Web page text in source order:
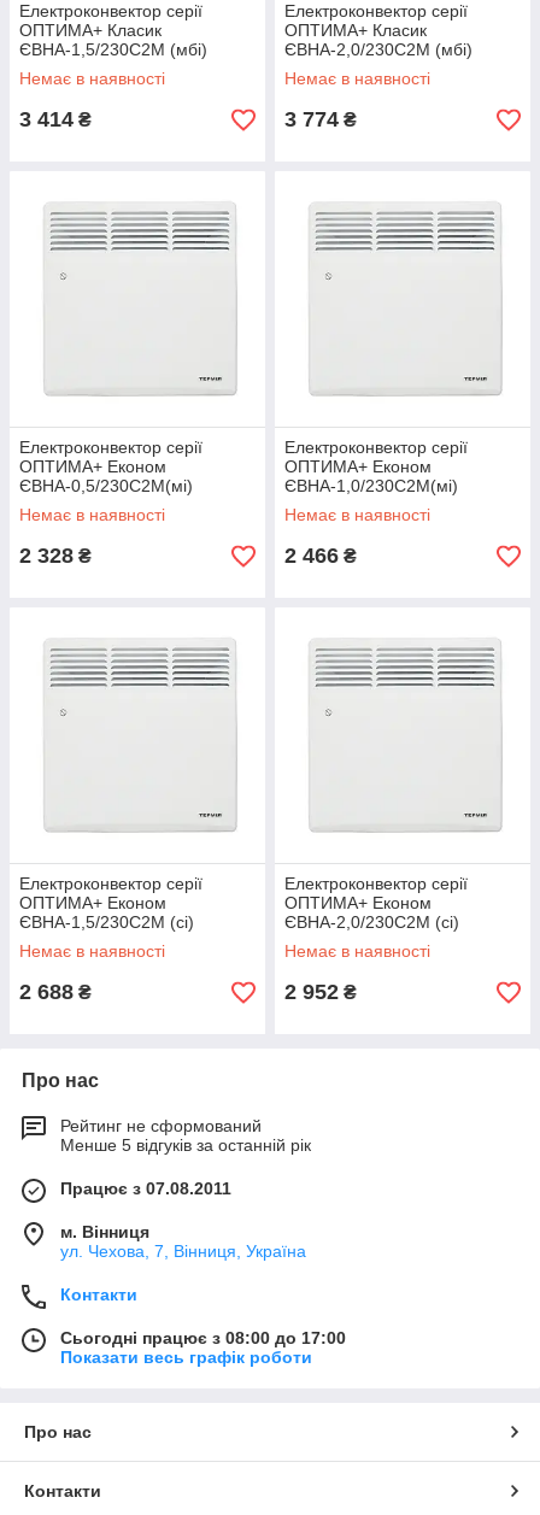
Електроконвектор серії
ОПТИМА+ Класик
ЄВНА-1,5/230С2М (мбі)
Немає в наявності
3 414 ₴
Електроконвектор серії
ОПТИМА+ Класик
ЄВНА-2,0/230С2М (мбі)
Немає в наявності
3 774 ₴
Електроконвектор серії
ОПТИМА+ Економ
ЄВНА-0,5/230С2М(мі)
Немає в наявності
2 328 ₴
Електроконвектор серії
ОПТИМА+ Економ
ЄВНА-1,0/230С2М(мі)
Немає в наявності
2 466 ₴
Електроконвектор серії
ОПТИМА+ Економ
ЄВНА-1,5/230С2М (сі)
Немає в наявності
2 688 ₴
Електроконвектор серії
ОПТИМА+ Економ
ЄВНА-2,0/230С2М (сі)
Немає в наявності
2 952 ₴
Про нас
Рейтинг не сформований
Менше 5 відгуків за останній рік
Працює з 07.08.2011
м. Вінниця
ул. Чехова, 7, Вінниця, Україна
Контакти
Сьогодні працює з 08:00 до 17:00
Показати весь графік роботи
Про нас
Контакти